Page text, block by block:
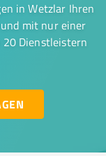
in Wetzlar Ihren
mit nur einer
20 Dienstleistern